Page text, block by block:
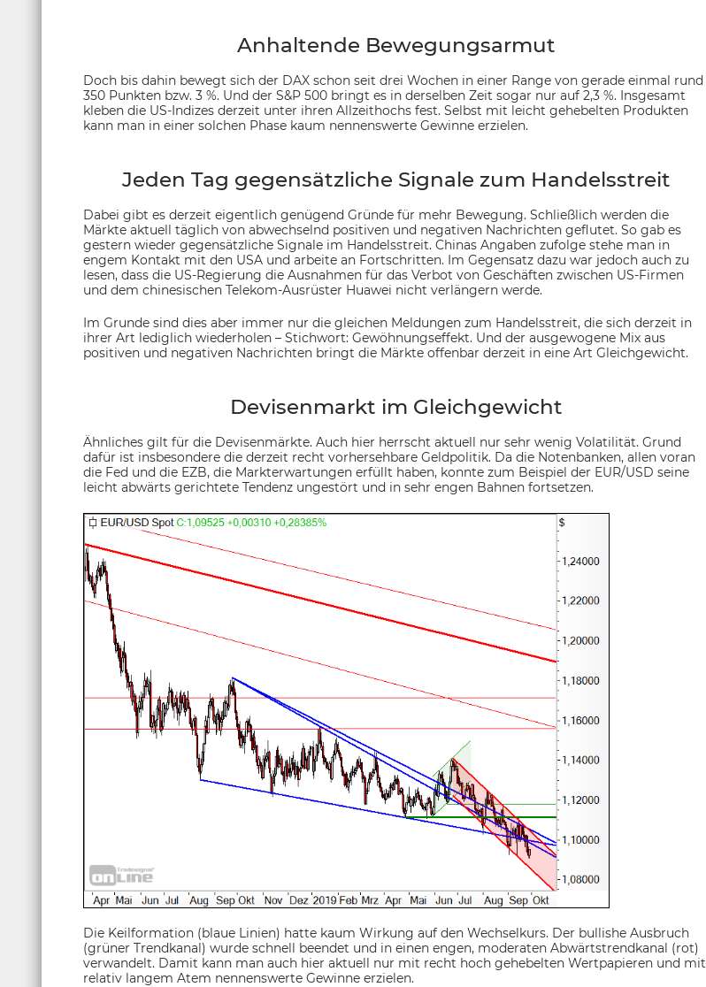
Anhaltende Bewegungsarmut
Doch bis dahin bewegt sich der DAX schon seit drei Wochen in einer Range von gerade einmal rund
350 Punkten bzw. 3 %. Und der S&P 500 bringt es in derselben Zeit sogar nur auf 2,3 %. Insgesamt
kleben die US-Indizes derzeit unter ihren Allzeithochs fest. Selbst mit leicht gehebelten Produkten
kann man in einer solchen Phase kaum nennenswerte Gewinne erzielen.
Jeden Tag gegensätzliche Signale zum Handelsstreit
Dabei gibt es derzeit eigentlich genügend Gründe für mehr Bewegung. Schließlich werden die
Märkte aktuell täglich von abwechselnd positiven und negativen Nachrichten geflutet. So gab es
gestern wieder gegensätzliche Signale im Handelsstreit. Chinas Angaben zufolge stehe man in
engem Kontakt mit den USA und arbeite an Fortschritten. Im Gegensatz dazu war jedoch auch zu
lesen, dass die US-Regierung die Ausnahmen für das Verbot von Geschäften zwischen US-Firmen
und dem chinesischen Telekom-Ausrüster Huawei nicht verlängern werde.
Im Grunde sind dies aber immer nur die gleichen Meldungen zum Handelsstreit, die sich derzeit in
ihrer Art lediglich wiederholen – Stichwort: Gewöhnungseffekt. Und der ausgewogene Mix aus
positiven und negativen Nachrichten bringt die Märkte offenbar derzeit in eine Art Gleichgewicht.
Devisenmarkt im Gleichgewicht
Ähnliches gilt für die Devisenmärkte. Auch hier herrscht aktuell nur sehr wenig Volatilität. Grund
dafür ist insbesondere die derzeit recht vorhersehbare Geldpolitik. Da die Notenbanken, allen voran
die Fed und die EZB, die Markterwartungen erfüllt haben, konnte zum Beispiel der EUR/USD seine
leicht abwärts gerichtete Tendenz ungestört und in sehr engen Bahnen fortsetzen.
Die Keilformation (blaue Linien) hatte kaum Wirkung auf den Wechselkurs. Der bullishe Ausbruch
(grüner Trendkanal) wurde schnell beendet und in einen engen, moderaten Abwärtstrendkanal (rot)
verwandelt. Damit kann man auch hier aktuell nur mit recht hoch gehebelten Wertpapieren und mit
relativ langem Atem nennenswerte Gewinne erzielen.